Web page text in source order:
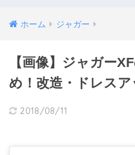
ホーム ジャガー
【画像】ジャガー
め！改造・ドレスア
2018/08/11